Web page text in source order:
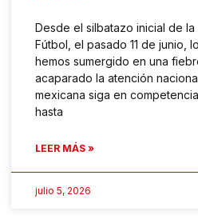
Desde el silbatazo inicial de
Fútbol, el pasado 11 de junio,
hemos sumergido en una
acaparado la atención
mexicana siga en
hasta
LEER MÁS »
julio 5, 2026